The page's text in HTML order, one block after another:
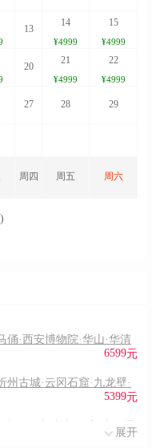
13
14
¥4999
15
¥4999
20
21
¥4999
22
¥4999
27 28 29
周四 周五 周六
俑·西安博物院·华山·华清
6599元
州古城·云冈石窟·九龙壁·
5399元
马俑·古城墙·华山·壶口瀑
5399元
展开